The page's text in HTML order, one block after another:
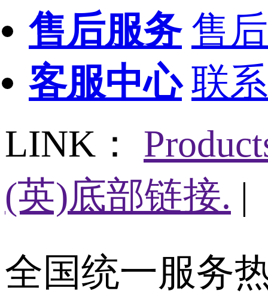
售后服务 售
客服中心 联
LINK：
(英)底部链接. |
全国统一服务